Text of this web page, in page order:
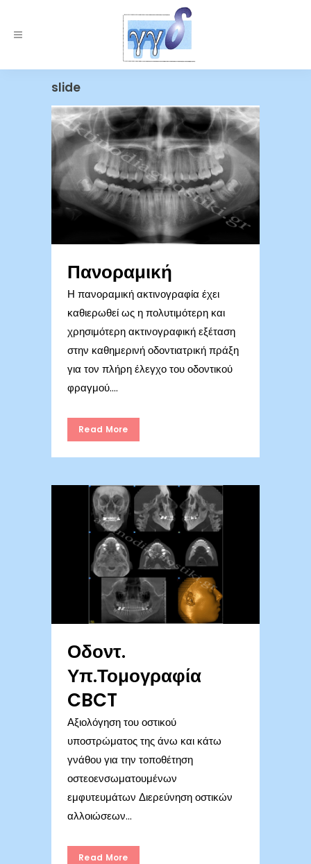
slide
Πανοραμική
Η πανοραμική ακτινογραφία έχει
καθιερωθεί ως η πολυτιμότερη και
χρησιμότερη ακτινογραφική εξέταση
στην καθημερινή οδοντιατρική πράξη
για τον πλήρη έλεγχο του οδοντικού
φραγμού....
Read More
Οδοντ.
Υπ.Τομογραφία
CBCT
Αξιολόγηση του οστικού
υποστρώματος της άνω και κάτω
γνάθου για την τοποθέτηση
οστεοενσωματουμένων
εμφυτευμάτων Διερεύνηση οστικών
αλλοιώσεων...
Read More